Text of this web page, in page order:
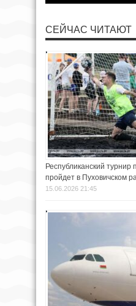
СЕЙЧАС ЧИТАЮТ
Республиканский
пройдет в Пуховичском
15.06.2026 21:45